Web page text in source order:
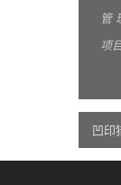
管
项
凹印